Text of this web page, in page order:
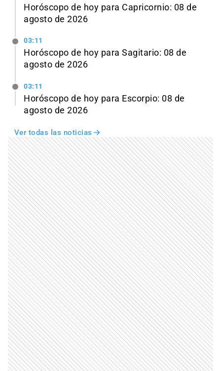
Horóscopo de hoy para Capricornio: 08 de
agosto de 2026
03:11
Horóscopo de hoy para Sagitario: 08 de
agosto de 2026
03:11
Horóscopo de hoy para Escorpio: 08 de
agosto de 2026
Ver todas las noticias